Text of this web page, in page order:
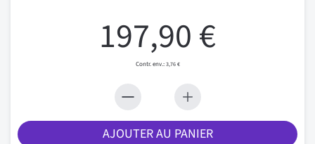
197,90 €
3,76 €
AJOUTER AU PANIER